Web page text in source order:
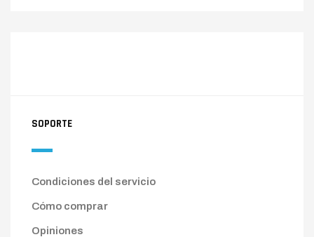
SOPORTE
Condiciones del servicio
Cómo comprar
Opiniones